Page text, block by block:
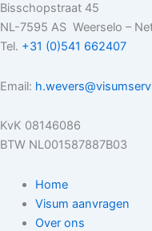
Bisschopstraat 45
NL-7595 AS Weerselo –
Tel. +31 (0)541 662407
Email:
KvK 08146086
BTW NL001587887B03
Home
Visum aanvragen
Over ons